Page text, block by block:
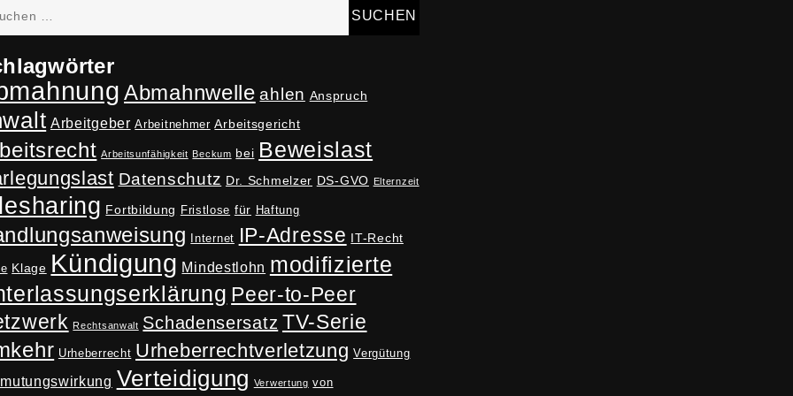
Abmahnwelle ahlen Anspruch
Arbeitgeber Arbeitnehmer Arbeitsgericht
Arbeitsunfähigkeit Beckum bei Beweislast
Datenschutz Dr. Schmelzer DS-GVO Elternzeit
Fortbildung Fristlose für Haftung
Internet IP-Adresse IT-Recht
Klage Kündigung Mindestlohn modifizierte
Peer-to-Peer
Rechtsanwalt Schadensersatz TV-Serie
Urheberrecht Urheberrechtverletzung Vergütung
Verteidigung Verwertung von